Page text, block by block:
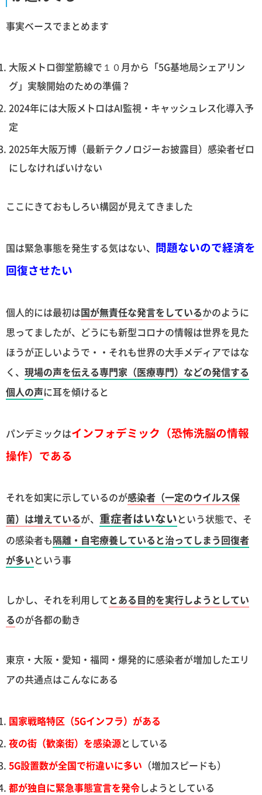
事実ベースでまとめます
大阪メトロ御堂筋線で１０月から「5G基地局シェアリン
グ」実験開始のための準備？
2024年には大阪メトロはAI監視・キャッシュレス化導入予
定
2025年大阪万博（最新テクノロジーお披露目）感染者ゼロ
にしなければいけない
ここにきておもしろい構図が見えてきました
国は緊急事態を発生する気はない、 問題ないので経済を
回復させたい
個人的には最初は国が無責任な発言をしているかのように
思ってましたが、どうにも新型コロナの情報は世界を見た
ほうが正しいようで・・それも世界の大手メディアではな
く、 現場の声を伝える専門家（医療専門）などの発信する
個人の声に耳を傾けると
パンデミックはインフォデミック（恐怖洗脳の情報
操作）である
それを如実に示しているのが感染者（一定のウイルス保
菌）は増えているが、 重症者はいないという状態で、そ
の感染者も隔離・自宅療養していると治ってしまう回復者
が多いという事
しかし、それを利用してとある目的を実行しようとしてい
るのが各都の動き
東京・大阪・愛知・福岡・爆発的に感染者が増加したエリ
アの共通点はこんなにある
国家戦略特区（5Gインフラ）がある
夜の街（歓楽街）を感染源としている
5G設置数が全国で桁違いに多い （増加スピードも）
都が独自に緊急事態宣言を発令しようとしている